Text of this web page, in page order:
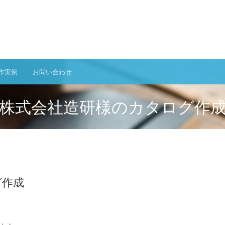
実例 お問い合わせ
式会社造研様のカタログ作
成